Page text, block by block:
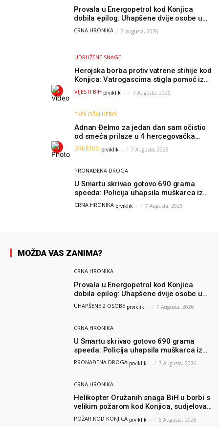
Provala u Energopetrol kod Konjica
dobila epilog: Uhapšene dvije osobe u
Čapljini i Jablanici
CRNA HRONIKA 7 Augusta, 2026
UDRUŽENE SNAGE
Herojska borba protiv vatrene stihije kod
Konjica: Vatrogascima stigla pomoć iz
Sarajeva, helikopteri i Air Tractori
udružili snage
VIJESTI BIH prviklik - 7 Augusta, 2026
EKOLOŠKI HEROJ
Adnan Đelmo za jedan dan sam očistio
od smeća prilaze u 4 hercegovačka
grada: “Danas nisam čistio samo smeće,
čistio sam sliku o nama”
DRUŠTVO prviklik - 7 Augusta, 2026
PRONAĐENA DROGA
U Smartu skrivao gotovo 690 grama
speeda: Policija uhapsila muškarca iz
Hercegovine
CRNA HRONIKA prviklik - 7 Augusta, 2026
MOŽDA VAS ZANIMA?
CRNA HRONIKA
Provala u Energopetrol kod Konjica
dobila epilog: Uhapšene dvije osobe u
Čapljini i Jablanici
UHAPŠENE 2 OSOBE prviklik - 7 Augusta, 2026
CRNA HRONIKA
U Smartu skrivao gotovo 690 grama
speeda: Policija uhapsila muškarca iz
Hercegovine
PRONAĐENA DROGA prviklik - 7 Augusta, 2026
CRNA HRONIKA
Helikopter Oružanih snaga BiH u borbi s
velikim požarom kod Konjica, sudjelovao
i Air Tractor
POŽAR KOD KONJICA prviklik - 6 Augusta, 2026